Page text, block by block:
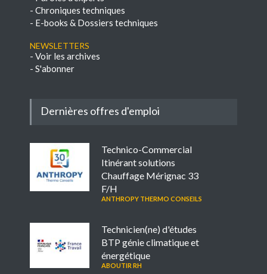
- Chroniques techniques
- E-books & Dossiers techniques
NEWSLETTERS
- Voir les archives
- S'abonner
Dernières offres d'emploi
Technico-Commercial
Itinérant solutions
Chauffage Mérignac 33
F/H
ANTHROPY THERMO CONSEILS
Technicien(ne) d'études
BTP génie climatique et
énergétique
ABOUTIR RH